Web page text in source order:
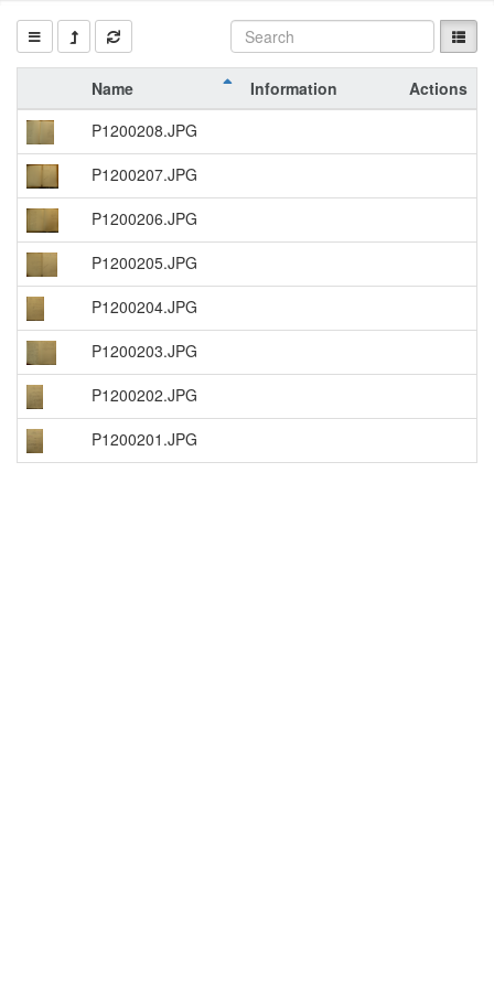
Name Information
Actions
P1200208.JPG
P1200207.JPG
P1200206.JPG
P1200205.JPG
P1200204.JPG
P1200203.JPG
P1200202.JPG
P1200201.JPG